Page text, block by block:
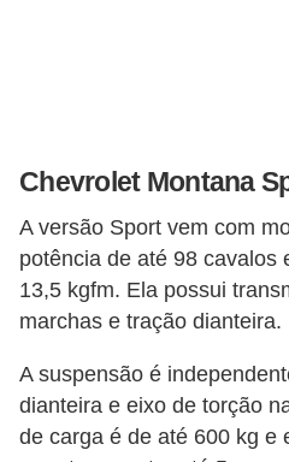
Chevrolet Montana
A versão Sport vem com
potência de até 98 cavalos
13,5 kgfm. Ela possui
marchas e tração dianteira.
A suspensão é
dianteira e eixo de torção
de carga é de até 600 kg e
u
l
o
s
e
c
â